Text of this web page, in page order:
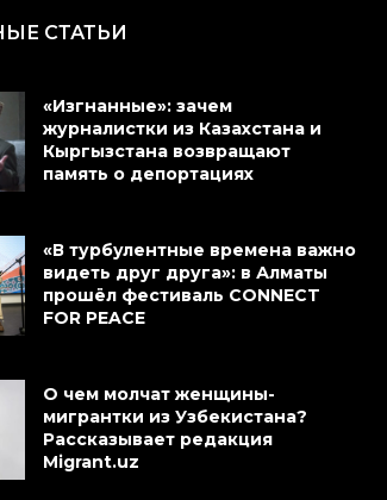
СТАТЬИ
«Изгнанные»: зачем
журналистки из Казахстана и
Кыргызстана возвращают
память о депортациях
«В турбулентные времена важно
видеть друг друга»: в Алматы
прошёл фестиваль CONNECT
FOR PEACE
О чем молчат женщины-
мигрантки из Узбекистана?
Рассказывает редакция
Migrant.uz